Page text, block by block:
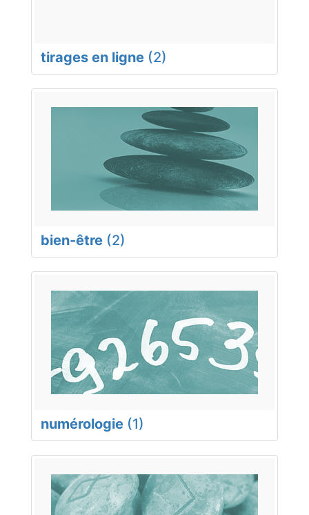
tirages en ligne (2)
bien-être (2)
numérologie (1)